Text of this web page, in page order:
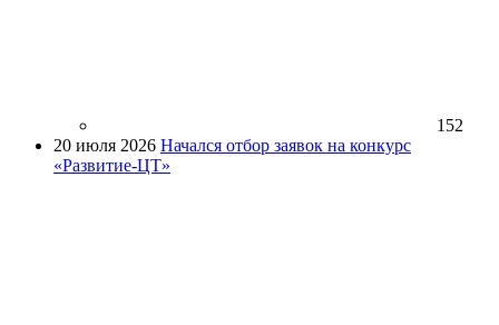
152
20 июля 2026 Начался отбор заявок на конкурс
«Развитие-ЦТ»